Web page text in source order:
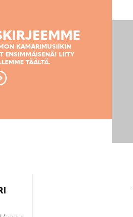
KAMARIMUSIIKIN
ENSIMMÄISENÄ! LIITY
TÄÄLTÄ.